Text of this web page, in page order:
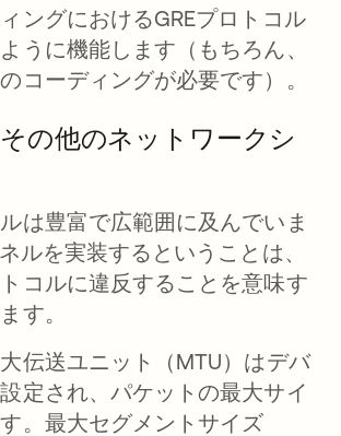
ングにおけるGREプロトコル
うに機能します（もちろん、
コーディングが必要です）。
の他のネットワークシ
は豊富で広範囲に及んでいま
ルを実装するということは、
コルに違反することを意味す
す。
伝送ユニット（MTU）はデバ
定され、パケットの最大サイ
。最大セグメントサイズ